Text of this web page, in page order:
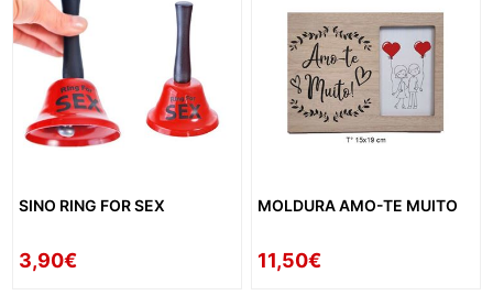
SINO RING FOR SEX
3,90€
MOLDURA AMO-TE MUITO
11,50€